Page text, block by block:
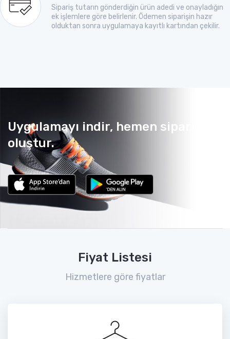
Sipariş tutarın gönderdiğin ürün adedi ve onayladığın
ek işlemlere göre belirlenir. Ödemen siparişin hazır
olduktan sonra uygulamaya kayıtlı kartından çekilir.
Uygulamayı indir, hemen sipariş
oluştur.
Fiyat Listesi
Hizmetlere göre fiyatlar